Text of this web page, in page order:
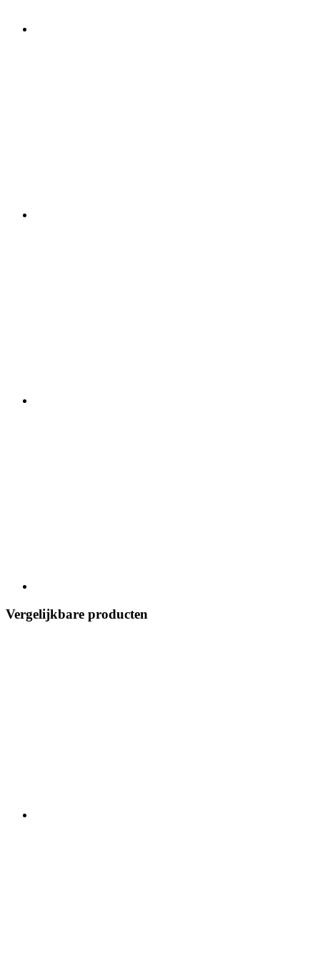
Vergelijkbare producten